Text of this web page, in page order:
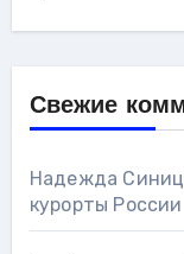
Свежие
Надежда
курорты России